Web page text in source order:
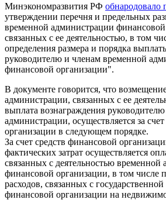
Минэкономразвития РФ обнародовало
утверждении перечня и предельных
временной администрации
связанных с ее деятельностью, в том
определения размера и порядка
руководителю и членам временной
финансовой организации".
В документе говорится, что
администрации, связанных с ее
выплата вознаграждения
администрации, осуществляется за
организации в следующем порядке.
За счет средств финансовой
фактических затрат осуществляется
связанных с деятельностью временной
финансовой организации, в том числе
расходов, связанных с
финансовой организации на